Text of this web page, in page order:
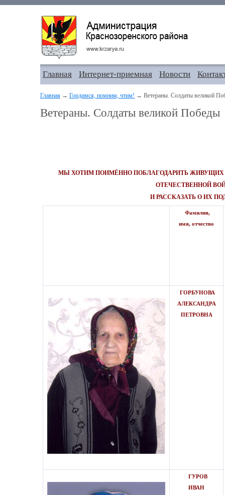
Главная Интернет-приемная Новости
Главная → Гордимся, помним, чтим! → Ветераны. Солдаты великой
Ветераны. Солдаты великой Победы
МЫ ХОТИМ ПОИМЁННО ПОБЛАГОДАРИТЬ
ОТЕЧЕСТВЕННОЙ
И РАССКАЗАТЬ О ИХ
Фамилия,
имя, отчество
ГОРБУНОВА
АЛЕКСАНДРА
ПЕТРОВНА
ГУРОВ
ИВАН